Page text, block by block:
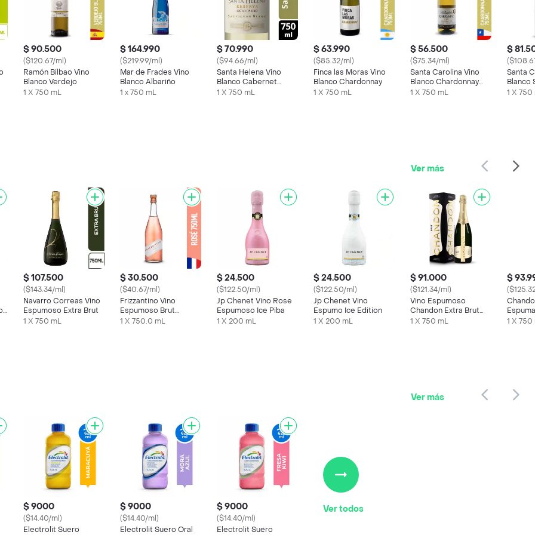
$ 90.500
($120.67/ml)
Ramón Bilbao Vino
Blanco Verdejo
1 X 750 mL
$ 164.990
($219.99/ml)
Mar de Frades Vino
Blanco Albariño
1 x 750 mL
$ 70.990
($94.66/ml)
Santa Helena Vino
Blanco Cabernet
Sauvignon
1 X 750 mL
$ 63.990
($85.32/ml)
Finca las Moras Vino
Blanco Chardonnay
1 X 750 mL
$ 56.500
($75.34/ml)
Santa Carolina Vino
Blanco Chardonnay
Reservado Botella
1 X 750 mL
$
Santa
Blanco Sauvingnon
1 X 750
Ver más
$ 107.500
($143.34/ml)
Navarro Correas Vino
Espumoso Extra Brut
1 X 750 mL
$ 30.500
($40.67/ml)
Frizzantino Vino
Espumoso Brut
Rosado
1 X 750.0 mL
$ 24.500
($122.50/ml)
Jp Chenet Vino Rose
Espumoso Ice Piba
1 X 200 mL
$ 24.500
($122.50/ml)
Jp Chenet Vino
Espumo Ice Edition
1 X 200 mL
$ 91.000
($121.34/ml)
Vino Espumoso
Chandon Extra Brut
Box
1 X 750 mL
$
1 X 750
Ver más
$ 9000
($14.40/ml)
Electrolit Suero
$ 9000
($14.40/ml)
Electrolit Suero Oral
$ 9000
($14.40/ml)
Electrolit Suero
Ver todos